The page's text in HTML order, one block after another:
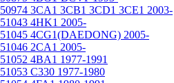
50974 3CA1 3CB1 3CD1 3CE1 2003-
51043 4HK1 2005-
51045 4CG1(DAEDONG) 2005-
51046 2CA1 2005-
51052 4BA1 1977-1991
51053 C330 1977-1980